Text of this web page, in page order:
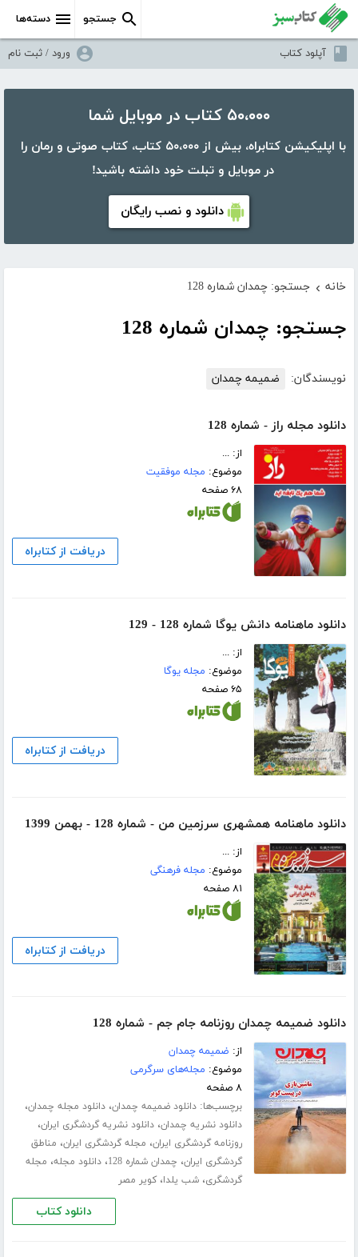
دسته‌ها جستجو
آپلود کتاب ورود / ثبت نام
۵۰،۰۰۰ کتاب در موبایل شما
با اپلیکیشن کتابراه، بیش از ۵۰،۰۰۰ کتاب، کتاب صوتی و رمان را
در موبایل و تبلت خود داشته باشید!
دانلود و نصب رایگان
خانه › جستجو: چمدان شماره 128
جستجو: چمدان شماره 128
نویسندگان: ضمیمه چمدان
دانلود مجله راز - شماره 128
از: ...
موضوع: مجله موفقیت
۶۸ صفحه
دریافت از کتابراه
دانلود ماهنامه دانش یوگا شماره 128 - 129
از: ...
موضوع: مجله یوگا
۶۵ صفحه
دریافت از کتابراه
دانلود ماهنامه همشهری سرزمین من - شماره 128 - بهمن 1399
از: ...
موضوع: مجله فرهنگی
۸۱ صفحه
دریافت از کتابراه
دانلود ضمیمه چمدان روزنامه جام جم - شماره 128
از: ضمیمه چمدان
موضوع: مجله‌های سرگرمی
۸ صفحه
برچسب‌ها:دانلود ضمیمه چمدان،دانلود مجله چمدان،
دانلود نشریه چمدان،دانلود نشریه گردشگری ایران،
روزنامه گردشگری ایران، مجله گردشگری ایران، مناطق
گردشگری ایران، چمدان شماره 128 ،دانلود مجله، مجله
گردشگری،شب یلدا،کویر مصر
دانلود کتاب